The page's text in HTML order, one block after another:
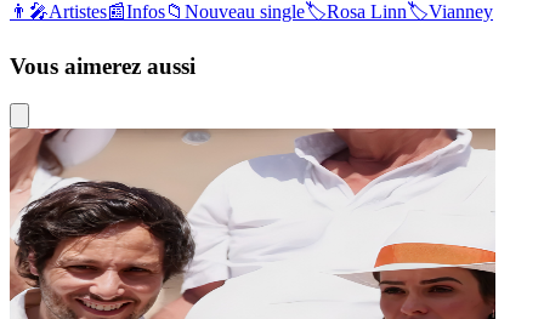
👨‍🎤Artistes📰Infos📁 Nouveau single🏷️Rosa Linn🏷️Vianney
Vous aimerez aussi